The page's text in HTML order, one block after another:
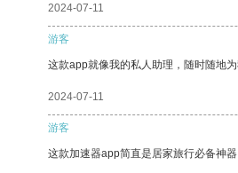
2024-07-11
游客
这款app就像我的私人助理，随时随地为
2024-07-11
游客
这款加速器app简直是居家旅行必备神